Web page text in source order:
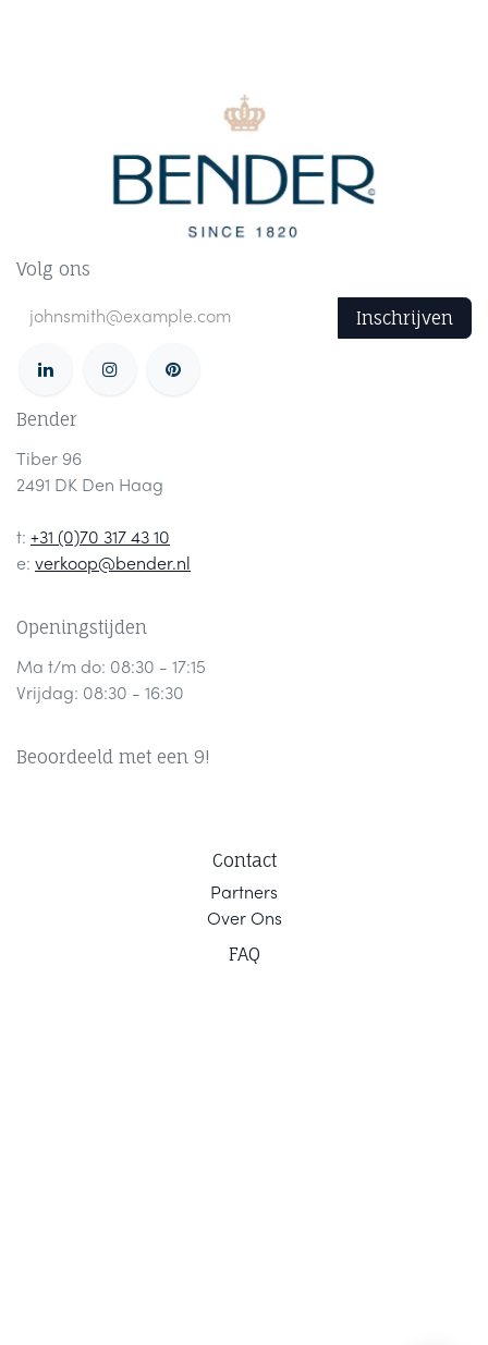
Volg ons
Inschrijven
Bender
Tiber 96
2491 DK Den Haag
t: +31 (0)70 317 43 10
e: verkoop@bender.nl
Openingstijden
Ma t/m do: 08:30 - 17:15
Vrijdag: 08:30 - 16:30
Beoordeeld met een 9!
Contact
Partners
Over Ons
FAQ